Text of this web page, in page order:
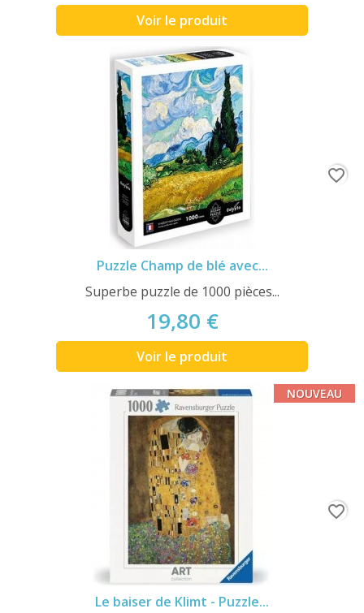
Voir le produit
Puzzle Champ de blé avec...
Superbe puzzle de 1000 pièces...
19,80 €
Voir le produit
favorite_border
Le baiser de Klimt - Puzzle...
NOUVEAU
favorite_border